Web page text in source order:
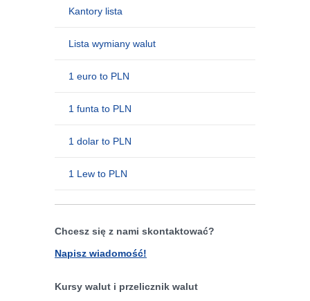
Kantory lista
Lista wymiany walut
1 euro to PLN
1 funta to PLN
1 dolar to PLN
1 Lew to PLN
Chcesz się z nami skontaktować?
Napisz wiadomość!
Kursy walut i przelicznik walut